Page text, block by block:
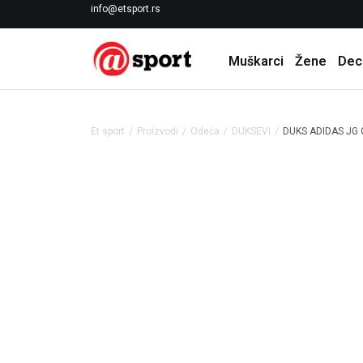
info@etsport.rs
LICENCIRANI CLEARANCE PARTNER ADIDAS
Muškarci Žene
Et sport Proizvodi Odeća DUKSEVI DUKS ADIDAS JG